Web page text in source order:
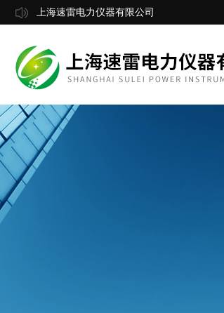
上海速雷电力仪器有限公司